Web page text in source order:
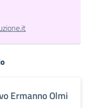
Ermanno Olmi